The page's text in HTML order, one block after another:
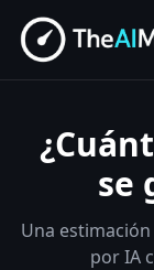
se
Una
por IA